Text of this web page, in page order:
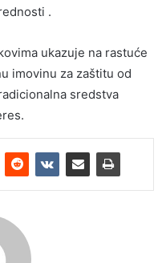
.
ukazuje na rastuće
imovinu za zaštitu od
sredstva